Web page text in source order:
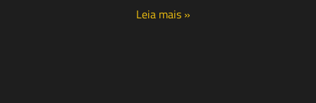
Leia mais »